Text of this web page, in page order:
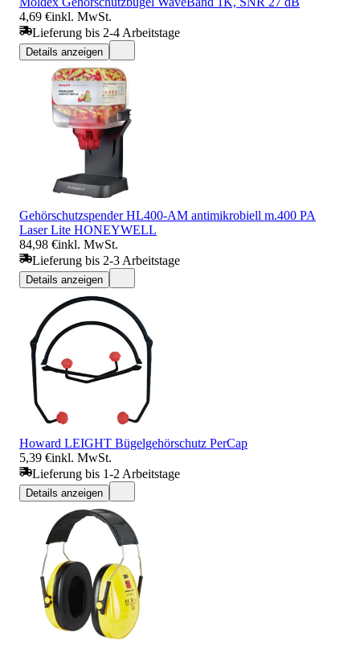
4,69 €inkl. MwSt.
Lieferung bis 2-4 Arbeitstage
Details anzeigen
Gehörschutzspender HL400-AM antimikrobiell m.400 PA
Laser Lite HONEYWELL
84,98 €inkl. MwSt.
Lieferung bis 2-3 Arbeitstage
Details anzeigen
Howard LEIGHT Bügelgehörschutz PerCap
5,39 €inkl. MwSt.
Lieferung bis 1-2 Arbeitstage
Details anzeigen